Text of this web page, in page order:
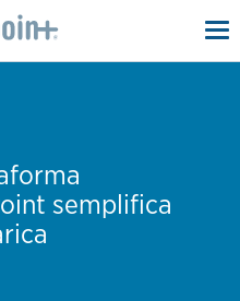
semplifica